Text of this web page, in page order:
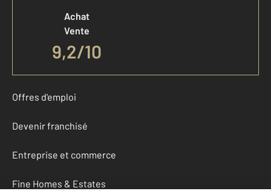
Achat
Vente
9,2/10
Offres d'emploi
Devenir franchisé
Entreprise et commerce
Fine Homes & Estates